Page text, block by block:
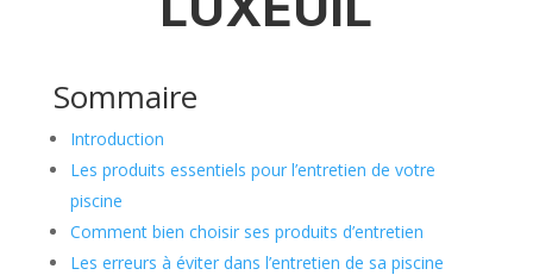
Sommaire
Introduction
Les produits essentiels pour l’entretien de votre
piscine
Comment bien choisir ses produits d’entretien
Les erreurs à éviter dans l’entretien de sa piscine